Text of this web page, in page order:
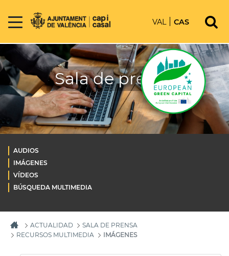
VAL CAS
Sala de prensa
AUDIOS
IMÁGENES
VÍDEOS
BÚSQUEDA MULTIMEDIA
ACTUALIDAD
SALA DE PRENSA
RECURSOS MULTIMEDIA
IMÁGENES